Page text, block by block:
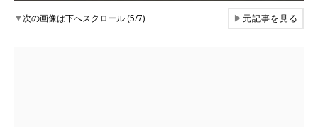
▼次の画像は下へスクロール (5/7) ▶元記事を見る